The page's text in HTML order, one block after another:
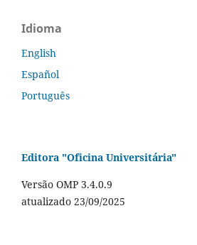
Idioma
English
Español
Português
Editora "Oficina Universitária"
Versão OMP 3.4.0.9
atualizado 23/09/2025